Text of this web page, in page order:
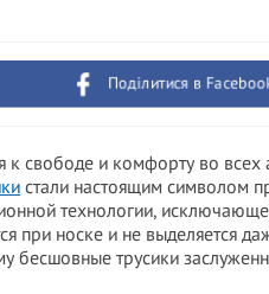
Поділитися в
к свободе и комфорту во
стали настоящим символом
технологии,
при носке и не выделяется
бесшовные трусики